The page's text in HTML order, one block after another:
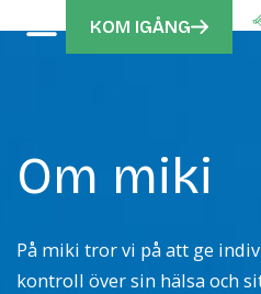
KOM IGÅNG
Om miki
På miki tror vi på att ge
kontroll över sin hälsa och